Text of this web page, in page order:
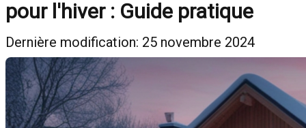
pour l'hiver : Guide pratique
Dernière modification: 25 novembre 2024